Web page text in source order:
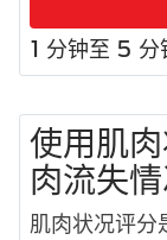
1 分钟至 5 分
使用肌
肉流失
肌肉状况评分